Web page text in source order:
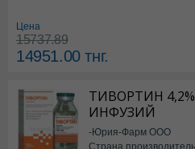
Цена
15737.89
14951.00тнг.
ТИВОРТИН
ИНФУЗИЙ
-Юрия-Фарм ООО
Страна